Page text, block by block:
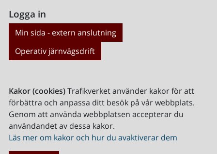
Logga in
Min sida - extern anslutning
Operativ järnvägsdrift
Kakor (cookies)Trafikverket använder kakor för att
förbättra och anpassa ditt besök på vår webbplats.
Genom att använda webbplatsen accepterar du
användandet av dessa kakor.
Läs mer om kakor och hur du avaktiverar dem